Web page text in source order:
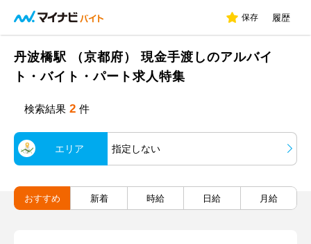
保存 履歴
丹波橋駅 （京都府） 現金手渡しのアルバイ
ト・バイト・パート求人特集
検索結果 2 件
エリア 指定しない
おすすめ 新着 時給 日給 月給